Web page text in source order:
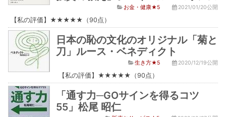
お金・健康★5 2021/01/20公開
【私の評価】★★★★★（90点）
日本の恥の文化のオリジナル「菊と
刀」ルース・ベネディクト
生き方★5 2020/12/19公開
【私の評価】★★★★★（90点）
「通す力─GOサインを得るコツ
55」松尾 昭仁